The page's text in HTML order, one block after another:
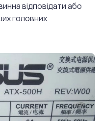
відповідати або
головних